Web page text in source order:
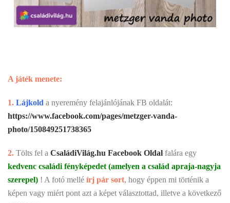
A játék menete:
1. Lájkold a nyeremény felajánlójának FB oldalát:
https://www.facebook.com/pages/metzger-vanda-
photo/150849251738365
2. Tölts fel a CsaládiVilág.hu Facebook Oldal falára egy
kedvenc családi fényképedet (amelyen a család apraja-nagyja
szerepel) ! A fotó mellé írj pár sort, hogy éppen mi történik a
képen vagy miért pont azt a képet választottad, illetve a következő